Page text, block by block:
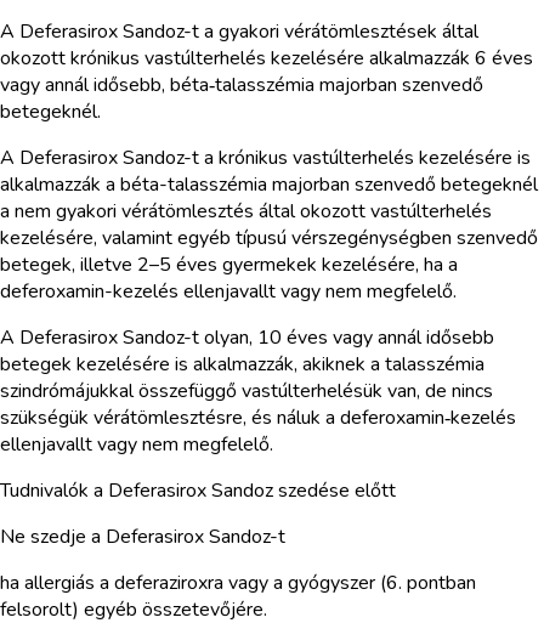
A Deferasirox Sandoz-t a gyakori vérátömlesztések által
okozott krónikus vastúlterhelés kezelésére alkalmazzák 6 éves
vagy annál idősebb, béta‑talasszémia majorban szenvedő
betegeknél.
A Deferasirox Sandoz-t a krónikus vastúlterhelés kezelésére is
alkalmazzák a béta-talasszémia majorban szenvedő betegeknél
a nem gyakori vérátömlesztés által okozott vastúlterhelés
kezelésére, valamint egyéb típusú vérszegénységben szenvedő
betegek, illetve 2–5 éves gyermekek kezelésére, ha a
deferoxamin-kezelés ellenjavallt vagy nem megfelelő.
A Deferasirox Sandoz-t olyan, 10 éves vagy annál idősebb
betegek kezelésére is alkalmazzák, akiknek a talasszémia
szindrómájukkal összefüggő vastúlterhelésük van, de nincs
szükségük vérátömlesztésre, és náluk a deferoxamin‑kezelés
ellenjavallt vagy nem megfelelő.
Tudnivalók a Deferasirox Sandoz szedése előtt
Ne szedje a Deferasirox Sandoz-t
ha allergiás a deferaziroxra vagy a gyógyszer (6. pontban
felsorolt) egyéb összetevőjére.